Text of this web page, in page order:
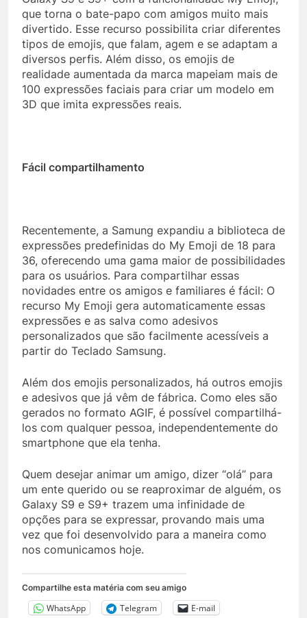
que torna o bate-papo com amigos muito mais
divertido. Esse recurso possibilita criar diferentes
tipos de emojis, que falam, agem e se adaptam a
diversos perfis. Além disso, os emojis de
realidade aumentada da marca mapeiam mais de
100 expressões faciais para criar um modelo em
3D que imita expressões reais.
Fácil compartilhamento
Recentemente, a Samung expandiu a biblioteca de
expressões predefinidas do My Emoji de 18 para
36, oferecendo uma gama maior de possibilidades
para os usuários. Para compartilhar essas
novidades entre os amigos e familiares é fácil: O
recurso My Emoji gera automaticamente essas
expressões e as salva como adesivos
personalizados que são facilmente acessíveis a
partir do Teclado Samsung.
Além dos emojis personalizados, há outros emojis
e adesivos que já vêm de fábrica. Como eles são
gerados no formato AGIF, é possível compartilhá-
los com qualquer pessoa, independentemente do
smartphone que ela tenha.
Quem desejar animar um amigo, dizer “olá” para
um ente querido ou se reaproximar de alguém, os
Galaxy S9 e S9+ trazem uma infinidade de
opções para se expressar, provando mais uma
vez que foi desenvolvido para a maneira como
nos comunicamos hoje.
Compartilhe esta matéria com seu amigo
WhatsApp Telegram
E-mail